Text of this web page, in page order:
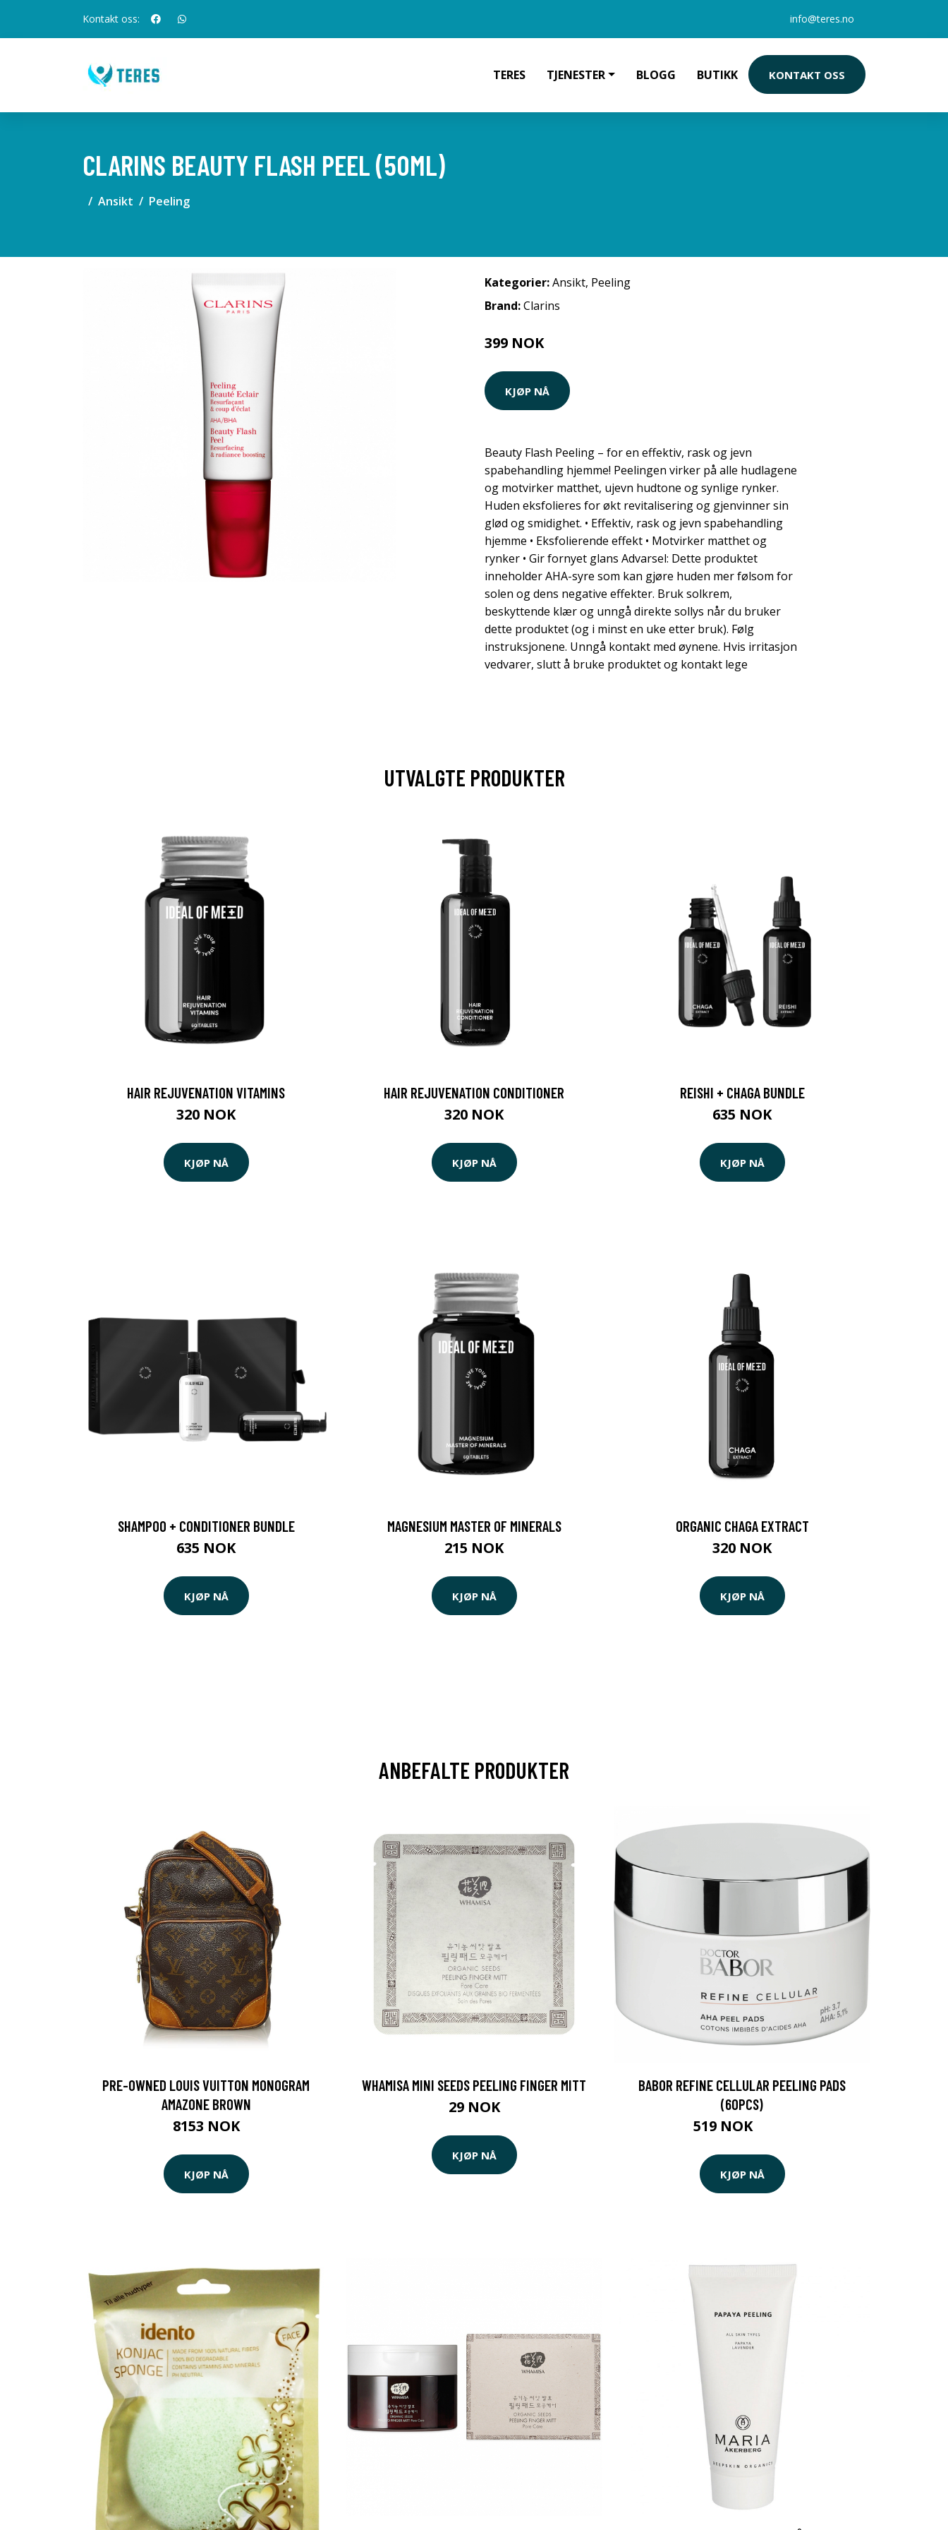
Kontakt oss: info@teres.no
TERES TJENESTER BLOGG BUTIKK KONTAKT OSS
CLARINS BEAUTY FLASH PEEL (50ML)
Ansikt Peeling
Kategorier:Ansikt, Peeling
Brand:Clarins
399 NOK
KJØP NÅ
Beauty Flash Peeling – for en effektiv, rask og jevn
spabehandling hjemme! Peelingen virker på alle hudlagene
og motvirker matthet, ujevn hudtone og synlige rynker.
Huden eksfolieres for økt revitalisering og gjenvinner sin
glød og smidighet. • Effektiv, rask og jevn spabehandling
hjemme • Eksfolierende effekt • Motvirker matthet og
rynker • Gir fornyet glans Advarsel: Dette produktet
inneholder AHA-syre som kan gjøre huden mer følsom for
solen og dens negative effekter. Bruk solkrem,
beskyttende klær og unngå direkte sollys når du bruker
dette produktet (og i minst en uke etter bruk). Følg
instruksjonene. Unngå kontakt med øynene. Hvis irritasjon
vedvarer, slutt å bruke produktet og kontakt lege
UTVALGTE PRODUKTER
HAIR REJUVENATION VITAMINS
320 NOK
KJØP NÅ
HAIR REJUVENATION CONDITIONER
320 NOK
KJØP NÅ
REISHI + CHAGA BUNDLE
635 NOK
KJØP NÅ
SHAMPOO + CONDITIONER BUNDLE
635 NOK
KJØP NÅ
MAGNESIUM MASTER OF MINERALS
215 NOK
KJØP NÅ
ORGANIC CHAGA EXTRACT
320 NOK
KJØP NÅ
ANBEFALTE PRODUKTER
PRE-OWNED LOUIS VUITTON MONOGRAM
AMAZONE BROWN
8153 NOK
KJØP NÅ
WHAMISA MINI SEEDS PEELING FINGER MITT
29 NOK
KJØP NÅ
BABOR REFINE CELLULAR PEELING PADS
(60PCS)
519 NOK
KJØP NÅ